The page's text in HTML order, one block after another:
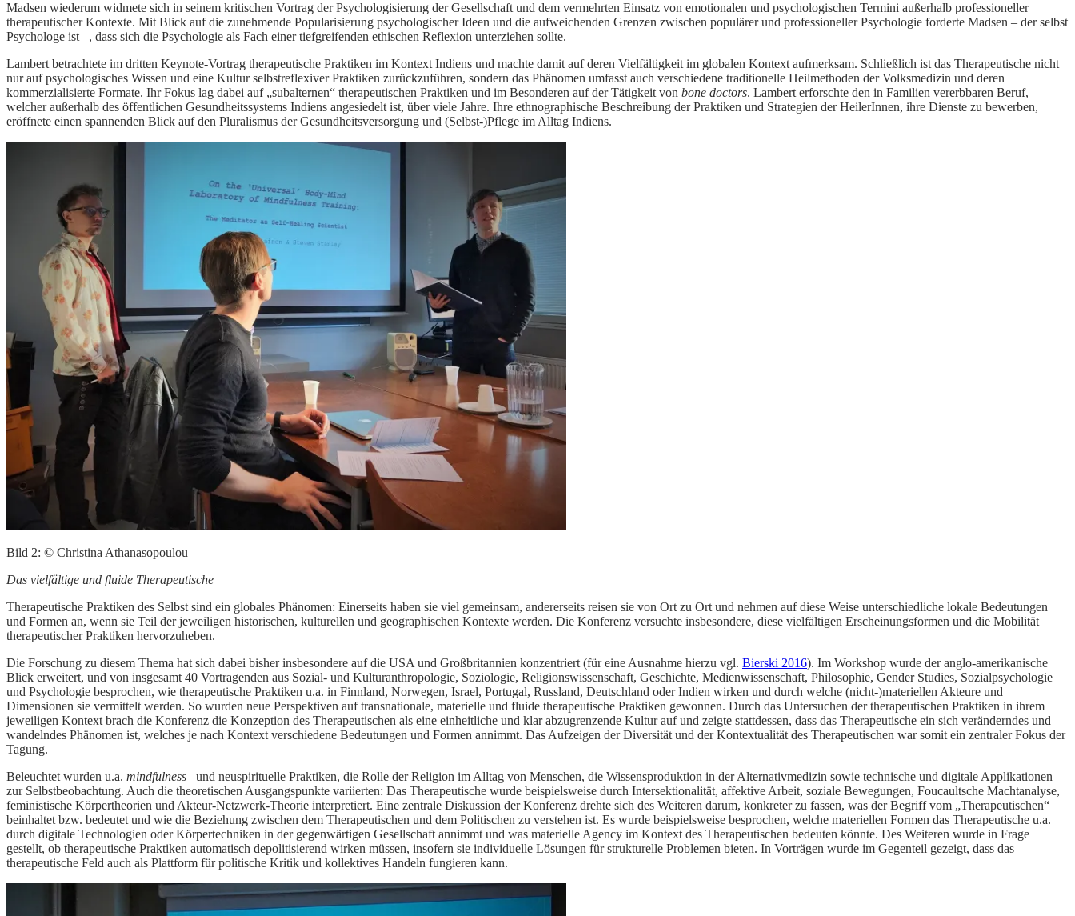
Madsen wiederum widmete sich in seinem kritischen Vortrag der Psychologisierung der Gesellschaft und dem vermehrten Einsatz von emotionalen und psychologischen Termini außerhalb professioneller
therapeutischer Kontexte. Mit Blick auf die zunehmende Popularisierung psychologischer Ideen und die aufweichenden Grenzen zwischen populärer und professioneller Psychologie forderte Madsen – der selbst
Psychologe ist –, dass sich die Psychologie als Fach einer tiefgreifenden ethischen Reflexion unterziehen sollte.
Lambert betrachtete im dritten Keynote-Vortrag therapeutische Praktiken im Kontext Indiens und machte damit auf deren Vielfältigkeit im globalen Kontext aufmerksam. Schließlich ist das Therapeutische nicht
nur auf psychologisches Wissen und eine Kultur selbstreflexiver Praktiken zurückzuführen, sondern das Phänomen umfasst auch verschiedene traditionelle Heilmethoden der Volksmedizin und deren
kommerzialisierte Formate. Ihr Fokus lag dabei auf „subalternen“ therapeutischen Praktiken und im Besonderen auf der Tätigkeit von bone doctors. Lambert erforschte den in Familien vererbbaren Beruf,
welcher außerhalb des öffentlichen Gesundheitssystems Indiens angesiedelt ist, über viele Jahre. Ihre ethnographische Beschreibung der Praktiken und Strategien der HeilerInnen, ihre Dienste zu bewerben,
eröffnete einen spannenden Blick auf den Pluralismus der Gesundheitsversorgung und (Selbst-)Pflege im Alltag Indiens.
Bild 2: © Christina Athanasopoulou
Das vielfältige und fluide Therapeutische
Therapeutische Praktiken des Selbst sind ein globales Phänomen: Einerseits haben sie viel gemeinsam, andererseits reisen sie von Ort zu Ort und nehmen auf diese Weise unterschiedliche lokale Bedeutungen
und Formen an, wenn sie Teil der jeweiligen historischen, kulturellen und geographischen Kontexte werden. Die Konferenz versuchte insbesondere, diese vielfältigen Erscheinungsformen und die Mobilität
therapeutischer Praktiken hervorzuheben.
Die Forschung zu diesem Thema hat sich dabei bisher insbesondere auf die USA und Großbritannien konzentriert (für eine Ausnahme hierzu vgl. Bierski 2016). Im Workshop wurde der anglo-amerikanische
Blick erweitert, und von insgesamt 40 Vortragenden aus Sozial- und Kulturanthropologie, Soziologie, Religionswissenschaft, Geschichte, Medienwissenschaft, Philosophie, Gender Studies, Sozialpsychologie
und Psychologie besprochen, wie therapeutische Praktiken u.a. in Finnland, Norwegen, Israel, Portugal, Russland, Deutschland oder Indien wirken und durch welche (nicht-)materiellen Akteure und
Dimensionen sie vermittelt werden. So wurden neue Perspektiven auf transnationale, materielle und fluide therapeutische Praktiken gewonnen. Durch das Untersuchen der therapeutischen Praktiken in ihrem
jeweiligen Kontext brach die Konferenz die Konzeption des Therapeutischen als eine einheitliche und klar abzugrenzende Kultur auf und zeigte stattdessen, dass das Therapeutische ein sich veränderndes und
wandelndes Phänomen ist, welches je nach Kontext verschiedene Bedeutungen und Formen annimmt. Das Aufzeigen der Diversität und der Kontextualität des Therapeutischen war somit ein zentraler Fokus der
Tagung.
Beleuchtet wurden u.a. mindfulness– und neuspirituelle Praktiken, die Rolle der Religion im Alltag von Menschen, die Wissensproduktion in der Alternativmedizin sowie technische und digitale Applikationen
zur Selbstbeobachtung. Auch die theoretischen Ausgangspunkte variierten: Das Therapeutische wurde beispielsweise durch Intersektionalität, affektive Arbeit, soziale Bewegungen, Foucaultsche Machtanalyse,
feministische Körpertheorien und Akteur-Netzwerk-Theorie interpretiert. Eine zentrale Diskussion der Konferenz drehte sich des Weiteren darum, konkreter zu fassen, was der Begriff vom „Therapeutischen“
beinhaltet bzw. bedeutet und wie die Beziehung zwischen dem Therapeutischen und dem Politischen zu verstehen ist. Es wurde beispielsweise besprochen, welche materiellen Formen das Therapeutische u.a.
durch digitale Technologien oder Körpertechniken in der gegenwärtigen Gesellschaft annimmt und was materielle Agency im Kontext des Therapeutischen bedeuten könnte. Des Weiteren wurde in Frage
gestellt, ob therapeutische Praktiken automatisch depolitisierend wirken müssen, insofern sie individuelle Lösungen für strukturelle Problemen bieten. In Vorträgen wurde im Gegenteil gezeigt, dass das
therapeutische Feld auch als Plattform für politische Kritik und kollektives Handeln fungieren kann.